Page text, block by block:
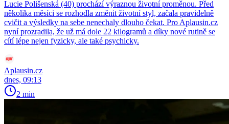
Lucie Polišenská (40) prochází výraznou životní proměnou. Před
několika měsíci se rozhodla změnit životní styl, začala pravidelně
cvičit a výsledky na sebe nenechaly dlouho čekat. Pro Aplausin.cz
nyní prozradila, že už má dole 22 kilogramů a díky nové rutině se
cítí lépe nejen fyzicky, ale také psychicky.
Aplausin.cz
dnes, 09:13
2 min